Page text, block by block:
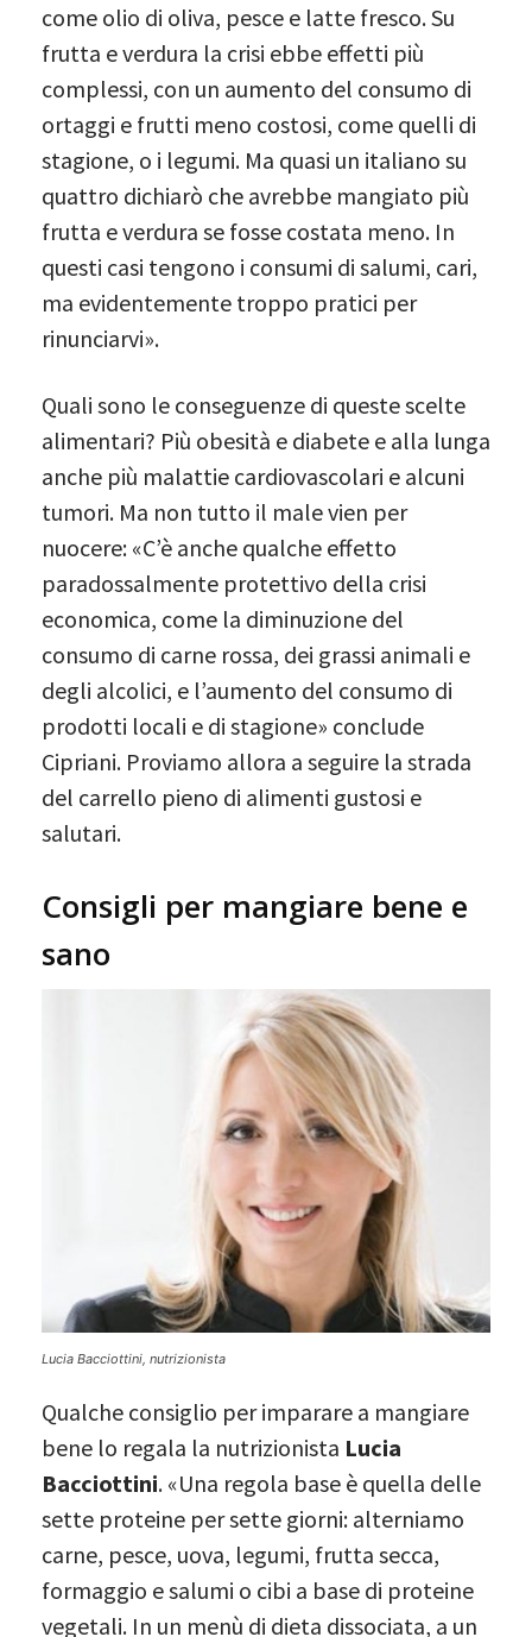
come olio di oliva, pesce e latte fresco. Su
frutta e verdura la crisi ebbe effetti più
complessi, con un aumento del consumo di
ortaggi e frutti meno costosi, come quelli di
stagione, o i legumi. Ma quasi un italiano su
quattro dichiarò che avrebbe mangiato più
frutta e verdura se fosse costata meno. In
questi casi tengono i consumi di salumi, cari,
ma evidentemente troppo pratici per
rinunciarvi».
Quali sono le conseguenze di queste scelte
alimentari? Più obesità e diabete e alla lunga
anche più malattie cardiovascolari e alcuni
tumori. Ma non tutto il male vien per
nuocere: «C’è anche qualche effetto
paradossalmente protettivo della crisi
economica, come la diminuzione del
consumo di carne rossa, dei grassi animali e
degli alcolici, e l’aumento del consumo di
prodotti locali e di stagione» conclude
Cipriani. Proviamo allora a seguire la strada
del carrello pieno di alimenti gustosi e
salutari.
Consigli per mangiare bene e
sano
Lucia Bacciottini, nutrizionista
Qualche consiglio per imparare a mangiare
bene lo regala la nutrizionista Lucia
Bacciottini. «Una regola base è quella delle
sette proteine per sette giorni: alterniamo
carne, pesce, uova, legumi, frutta secca,
formaggio e salumi o cibi a base di proteine
vegetali. In un menù di dieta dissociata, a un